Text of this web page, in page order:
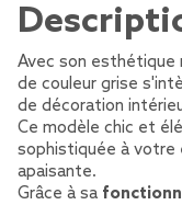
Avec son esthétique
de couleur grise
de décoration
Ce modèle chic et
sophistiquée à votre
apaisante.
Grâce à sa